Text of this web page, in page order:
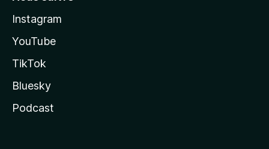
Instagram
YouTube
TikTok
Bluesky
Podcast